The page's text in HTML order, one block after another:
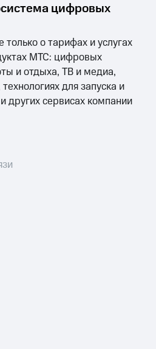
цифровых
о тарифах и услугах
МТС: цифровых
и отдыха, ТВ и медиа,
для запуска и
других сервисах компании